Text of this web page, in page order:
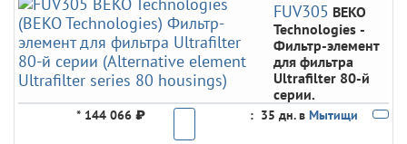
FUV305 BEKO
Technologies -
Фильтр-элемент
для фильтра
Ultrafilter 80-й
серии.
* 144 066 ₽ : 35 дн. в Мытищи